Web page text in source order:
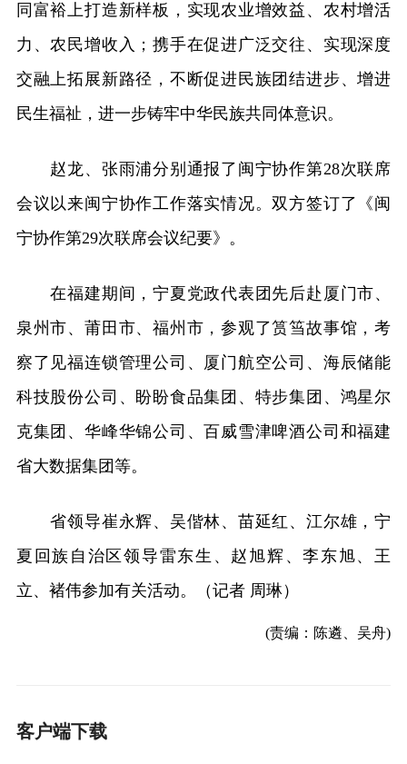
同富裕上打造新样板，实现农业增效益、农村增活
力、农民增收入；携手在促进广泛交往、实现深度
交融上拓展新路径，不断促进民族团结进步、增进
民生福祉，进一步铸牢中华民族共同体意识。
赵龙、张雨浦分别通报了闽宁协作第28次联席
会议以来闽宁协作工作落实情况。双方签订了《闽
宁协作第29次联席会议纪要》。
在福建期间，宁夏党政代表团先后赴厦门市、
泉州市、莆田市、福州市，参观了筼筜故事馆，考
察了见福连锁管理公司、厦门航空公司、海辰储能
科技股份公司、盼盼食品集团、特步集团、鸿星尔
克集团、华峰华锦公司、百威雪津啤酒公司和福建
省大数据集团等。
省领导崔永辉、吴偕林、苗延红、江尔雄，宁
夏回族自治区领导雷东生、赵旭辉、李东旭、王
立、褚伟参加有关活动。（记者 周琳）
(责编：陈遴、吴舟)
客户端下载